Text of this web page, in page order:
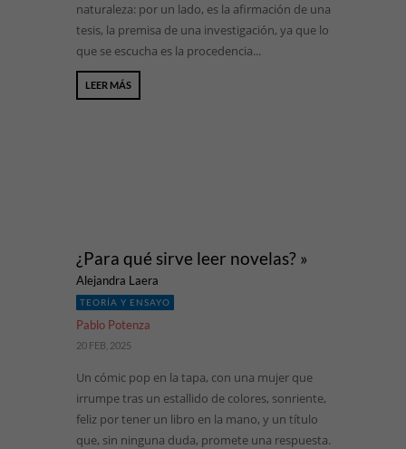
naturaleza: por un lado, es la afirmación de una
tesis, la premisa de una investigación, ya que lo
que se escucha es la procedencia...
LEER MÁS
¿Para qué sirve leer novelas? »
Alejandra Laera
TEORÍA Y ENSAYO
Pablo Potenza
20 FEB, 2025
Un cómic pop en la tapa, con una mujer que
irrumpe tras un estallido de colores, sonriente,
feliz por tener un libro en la mano, y un título
que, sin ninguna duda, promete una respuesta.